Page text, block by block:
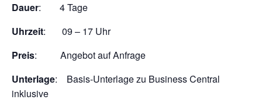
Dauer: 4 Tage
Uhrzeit: 09 – 17 Uhr
Preis: Angebot auf Anfrage
Unterlage: Basis-Unterlage zu Business Central
inklusive